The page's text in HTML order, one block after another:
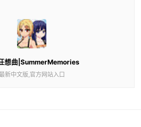
想曲|SummerMemories
新中文版,官方网站入口